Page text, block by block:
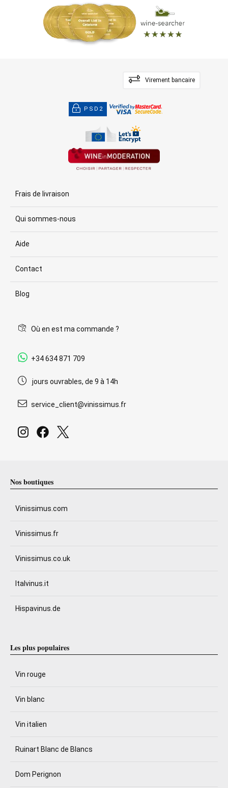
Virement bancaire
PSD2
Frais de livraison
Qui sommes-nous
Aide
Contact
Blog
Où en est ma commande ?
+34 634 871 709
jours ouvrables, de 9 à 14h
service_client@vinissimus.fr
Nos boutiques
Vinissimus.com
Vinissimus.fr
Vinissimus.co.uk
Italvinus.it
Hispavinus.de
Les plus populaires
Vin rouge
Vin blanc
Vin italien
Ruinart Blanc de Blancs
Dom Perignon